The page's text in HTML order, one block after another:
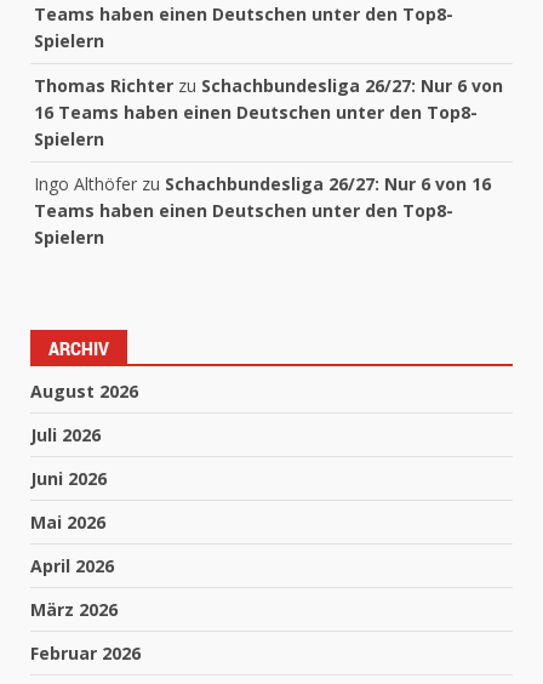
Teams haben einen Deutschen unter den Top8-
Spielern
Thomas Richter zu Schachbundesliga 26/27: Nur 6 von
16 Teams haben einen Deutschen unter den Top8-
Spielern
Ingo Althöfer zu Schachbundesliga 26/27: Nur 6 von 16
Teams haben einen Deutschen unter den Top8-
Spielern
ARCHIV
August 2026
Juli 2026
Juni 2026
Mai 2026
April 2026
März 2026
Februar 2026